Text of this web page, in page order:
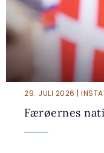
29. JULI 2026 |
Færøernes